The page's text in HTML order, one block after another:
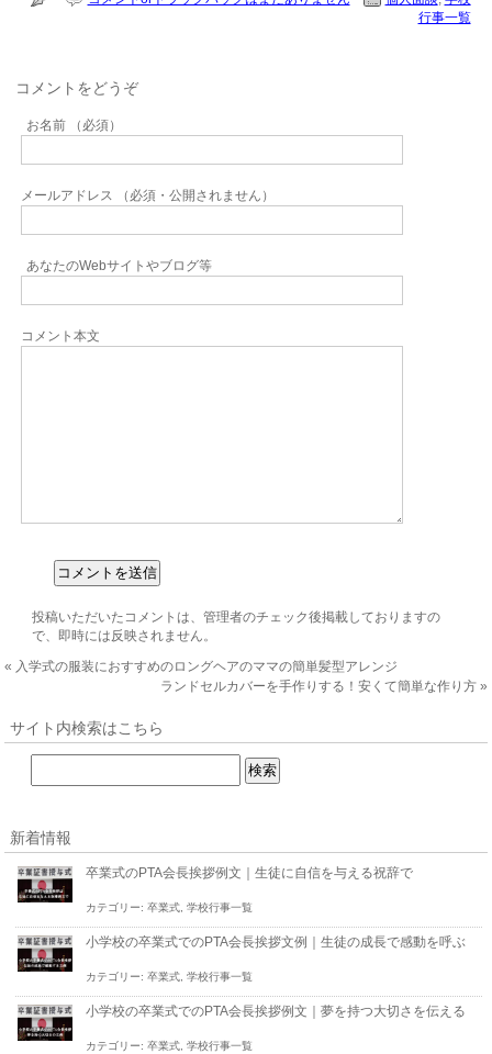
行事一覧
コメントをどうぞ
お名前 （必須）
メールアドレス （必須・公開されません）
あなたのWebサイトやブログ等
コメント本文
投稿いただいたコメントは、管理者のチェック後掲載しておりますの
で、即時には反映されません。
« 入学式の服装におすすめのロングヘアのママの簡単髪型アレンジ
ランドセルカバーを手作りする！安くて簡単な作り方»
サイト内検索はこちら
新着情報
卒業式のPTA会長挨拶例文｜生徒に自信を与える祝辞で
カテゴリー:卒業式 ,学校行事一覧
小学校の卒業式でのPTA会長挨拶文例｜生徒の成長で感動を呼ぶ
カテゴリー:卒業式 ,学校行事一覧
小学校の卒業式でのPTA会長挨拶例文｜夢を持つ大切さを伝える
カテゴリー:卒業式 ,学校行事一覧